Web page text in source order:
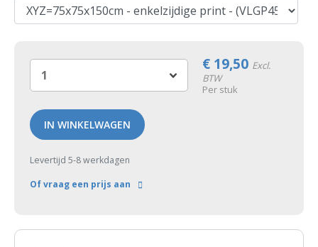
€ 19,50 Excl.
BTW
Per stuk
IN WINKELWAGEN
Levertijd 5-8 werkdagen
Of vraag een prijs aan